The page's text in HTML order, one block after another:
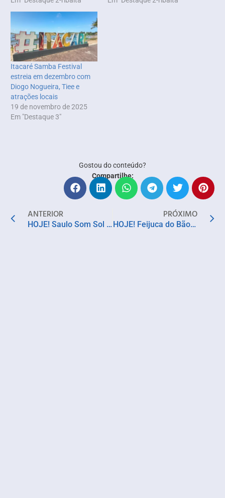
Itacaré Samba Festival
estreia em dezembro com
Diogo Nogueira, Tiee e
atrações locais
19 de novembro de 2025
Em "Destaque 3"
Gostou do conteúdo?
Compartilhe:
ANTERIOR
HOJE! Saulo Som Sol retorna ao Porto de Salvador para edição especial no verão de 2025
PRÓXIMO
HOJE! Feijuca do Bão 2025 reúne a boa música de Filipe Escandurras e Pagodart à gastronomia